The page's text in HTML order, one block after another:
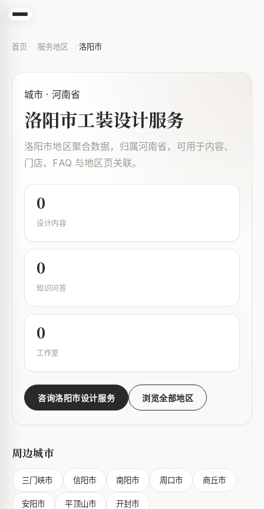
首页 服务地区 洛阳市
城市 · 河南省
洛阳市工装设计服务
洛阳市地区聚合数据，归属河南省，可用于内容、
门店、FAQ 与地区页关联。
0
设计内容
0
知识问答
0
工作室
咨询洛阳市设计服务 浏览全部地区
周边城市
三门峡市 信阳市 南阳市 周口市 商丘市
安阳市 平顶山市 开封市